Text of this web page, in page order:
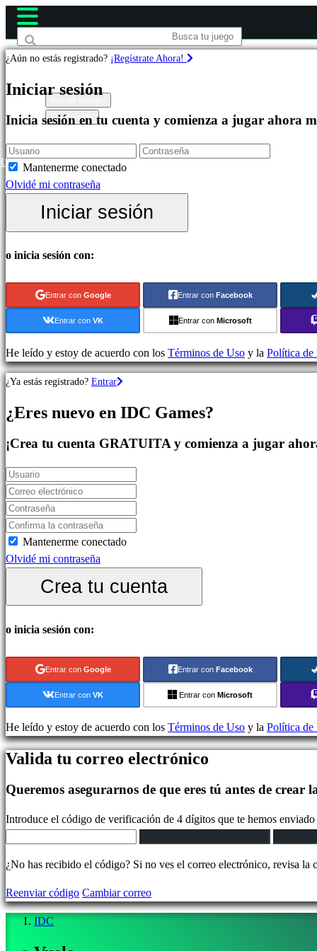
Juegos
Destacados
Novedades
Free
to
Play
Categorías
de
Acción
Juegos
de
Estrategia
Juegos
de
Juegos
RPG
Juegos
de
deportes
Shooters
Juegos
carreras
Juegos
casual
indie
Juegos
de
simulación
Juegos
de
puzles
de
Demos
Comunidad
Gameplays
Regístrate
¿Aún no estás registrado? ¡Regístrate Ahora!
Iniciar sesión
Inicia sesión en tu cuenta y comienza a jugar ahora
Mantenerme conectado
Olvidé mi contraseña
Iniciar sesión
o inicia sesión con:
Entrar con Google Entrar con Facebook
Entrar con VK Entrar con Microsoft
He leído y estoy de acuerdo con los Términos de Uso y la Política de
¿Ya estás registrado? Entrar
¿Eres nuevo en IDC Games?
¡Crea tu cuenta GRATUITA y comienza a jugar
Mantenerme conectado
Olvidé mi contraseña
Crea tu cuenta
o inicia sesión con:
Entrar con Google Entrar con Facebook
Entrar con VK Entrar con Microsoft
He leído y estoy de acuerdo con los Términos de Uso y la Política de
Valida tu correo electrónico
Queremos asegurarnos de que eres tú antes de crear
Introduce el código de verificación de 4 dígitos que te hemos
¿No has recibido el código? Si no ves el correo electrónico, revisa la
Reenviar código Cambiar correo
IDC